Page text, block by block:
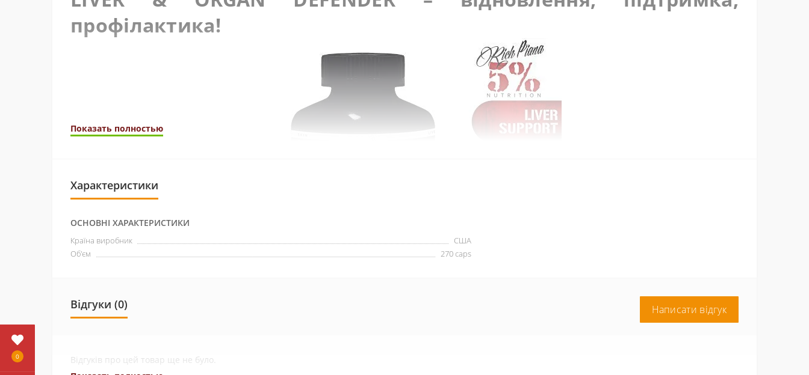
0
профілактика!
Коли справа доходить до вашої печінки та інших життєво важливих органів, вам потрібна добавка на яку дійсно можна покластися. Ось чому ми дозували цей
Показать полностью
Характеристики
ОСНОВНІ ХАРАКТЕРИСТИКИ
Країна виробник
США
Об'єм
270 caps
Відгуки (0) Написати відгук
Відгуків про цей товар ще не було.